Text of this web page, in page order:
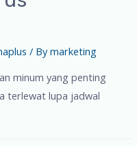
/ Bymarketing
minum yang penting
terlewat lupa jadwal